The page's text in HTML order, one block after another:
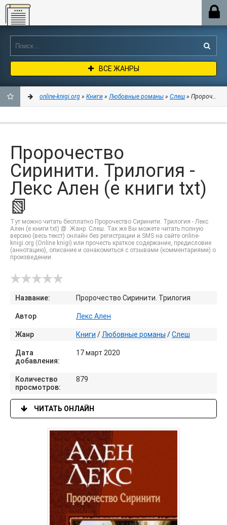
Online-knigi.org
ВСЕ ЖАНРЫ
ЗАКЛАДКИ
online-knigi.org » Книги »Любовные романы » Слеш »
Пророчество
Сиринити. Трилогия -
Лекс Ален (е книги txt)
📗
Тут можно читать бесплатно Пророчество Сиринити. Трилогия - Лекс
Ален (е книги txt) 📗. Жанр: Слеш. Так же Вы можете читать полную
версию (весь текст) онлайн без регистрации и SMS на сайте online-
knigi.org (Online knigi) или прочесть краткое содержание, предисловие
(аннотацию), описание и ознакомиться с отзывами (комментариями) о
произведении.
Название: Пророчество Сиринити. Трилогия
Автор Лекс Ален
Жанр Книги / Любовные романы /Слеш
Дата
добавления:
17 март 2020
Количество
просмотров:
879
ЧИТАТЬ ОНЛАЙН